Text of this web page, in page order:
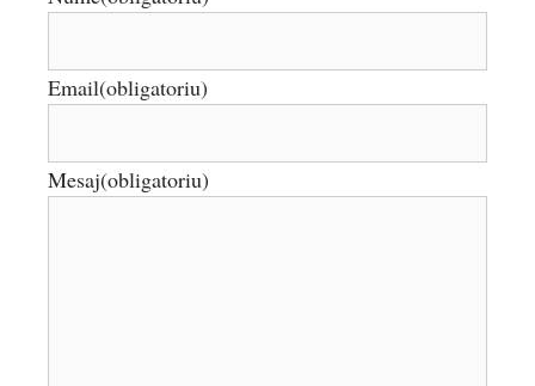
Email(obligatoriu)
Mesaj(obligatoriu)